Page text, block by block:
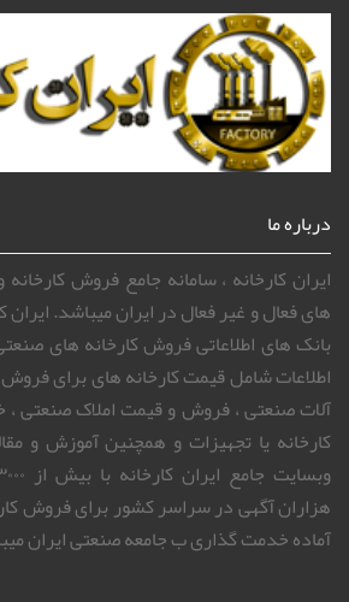
درباره ما
ایران کارخانه ، سامانه جامع فروش
های فعال و غیر فعال در ایران میباشد. ایران
بانک های اطلاعاتی فروش کارخانه های
اطلاعات شامل قیمت کارخانه های برای
آلات صنعتی ، فروش و قیمت املاک صنعتی ،
کارخانه یا تجهیزات و همچنین آموزش و
هزاران آگهی در سراسر کشور برای فروش
آماده خدمت گذاری ب جامعه صنعتی ایران